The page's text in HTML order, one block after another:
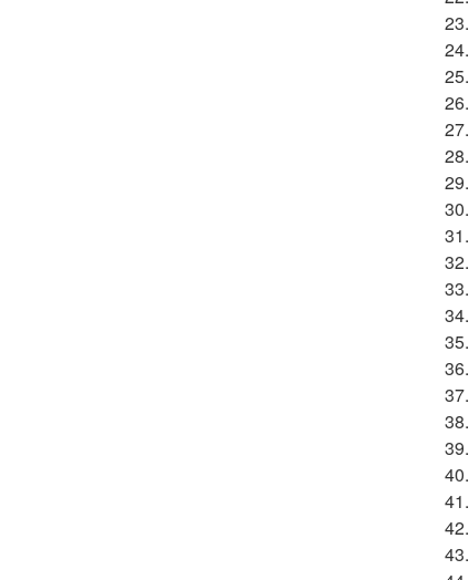
23.
24.
25.
26.
27.
28.
29.
30.
31.
32.
33.
34.
35.
36.
37.
38.
39.
40.
41.
42.
43.